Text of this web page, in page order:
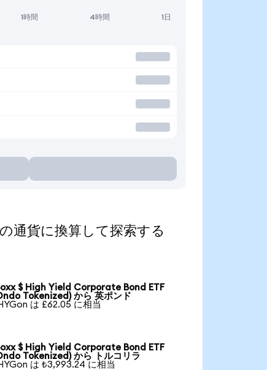
1時間 4時間 1日
に換算して探索する
$ High Yield Corporate Bond ETF
Tokenized) から 英ポンド
は £62.05 に相当
$ High Yield Corporate Bond ETF
Tokenized) から トルコリラ
は ₺3,993.24 に相当